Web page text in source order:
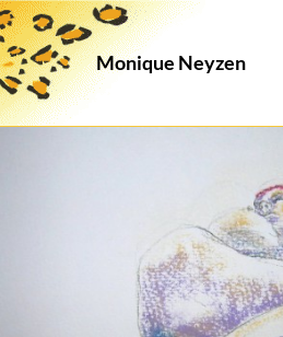
Monique Neyzen